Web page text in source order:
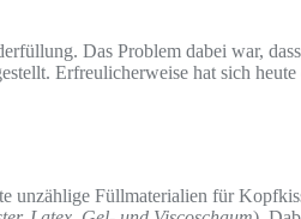
Das Problem dabei war,
Erfreulicherweise hat sich
unzählige Füllmaterialien für